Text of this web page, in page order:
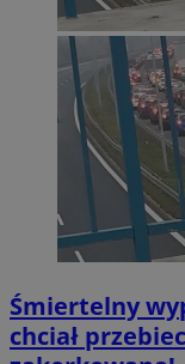
Śmiertelny
chciał